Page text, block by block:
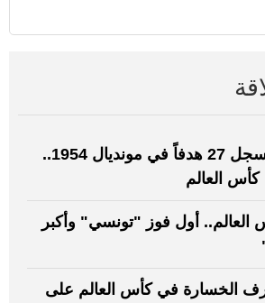
منتخب المجر سجل 27 هدفاً في مونديال 1954..
العالم
أول فوز "تونسي" وأكبر
الخسارة في كأس العالم على